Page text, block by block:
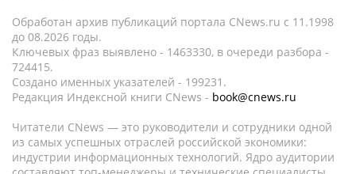
Обработан архив публикаций портала CNews.ru c 11.1998
до 08.2026 годы.
Ключевых фраз выявлено - 1463330, в очереди разбора -
724415.
Создано именных указателей - 199231.
Редакция Индексной книги CNews - book@cnews.ru
Читатели CNews — это руководители и сотрудники одной
из самых успешных отраслей российской экономики:
индустрии информационных технологий. Ядро аудитории